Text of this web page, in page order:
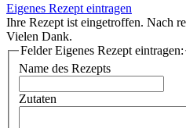
Eigenes Rezept eintragen
Ihre Rezept ist eingetroffen. Nach
Vielen Dank.
Felder Eigenes Rezept eintragen:
Name des Rezepts
Zutaten